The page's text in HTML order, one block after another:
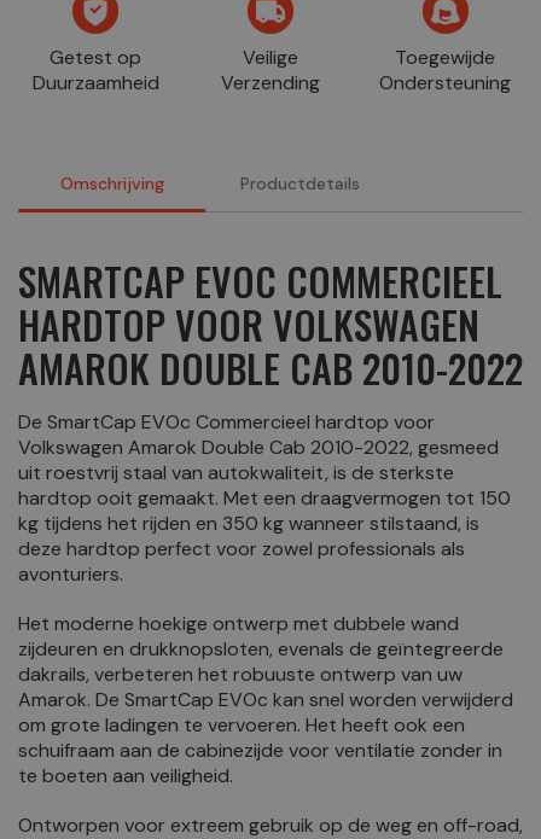
Getest op
Duurzaamheid
Veilige
Verzending
Toegewijde
Ondersteuning
Omschrijving Productdetails
SMARTCAP EVOC COMMERCIEEL
HARDTOP VOOR VOLKSWAGEN
AMAROK DOUBLE CAB 2010-2022
De SmartCap EVOc Commercieel hardtop voor
Volkswagen Amarok Double Cab 2010-2022, gesmeed
uit roestvrij staal van autokwaliteit, is de sterkste
hardtop ooit gemaakt. Met een draagvermogen tot 150
kg tijdens het rijden en 350 kg wanneer stilstaand, is
deze hardtop perfect voor zowel professionals als
avonturiers.
Het moderne hoekige ontwerp met dubbele wand
zijdeuren en drukknopsloten, evenals de geïntegreerde
dakrails, verbeteren het robuuste ontwerp van uw
Amarok. De SmartCap EVOc kan snel worden verwijderd
om grote ladingen te vervoeren. Het heeft ook een
schuifraam aan de cabinezijde voor ventilatie zonder in
te boeten aan veiligheid.
Ontworpen voor extreem gebruik op de weg en off-road,